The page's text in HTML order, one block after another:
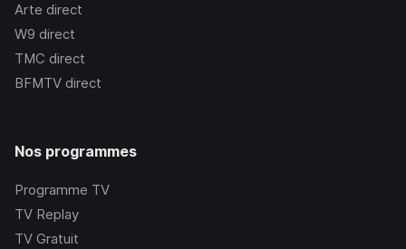
Arte direct
W9 direct
TMC direct
BFMTV direct
Nos programmes
Programme TV
TV Replay
TV Gratuit